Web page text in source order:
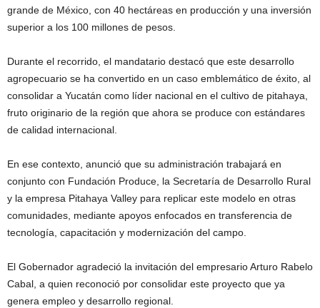
grande de México, con 40 hectáreas en producción y una inversión
superior a los 100 millones de pesos.
Durante el recorrido, el mandatario destacó que este desarrollo
agropecuario se ha convertido en un caso emblemático de éxito, al
consolidar a Yucatán como líder nacional en el cultivo de pitahaya,
fruto originario de la región que ahora se produce con estándares
de calidad internacional.
En ese contexto, anunció que su administración trabajará en
conjunto con Fundación Produce, la Secretaría de Desarrollo Rural
y la empresa Pitahaya Valley para replicar este modelo en otras
comunidades, mediante apoyos enfocados en transferencia de
tecnología, capacitación y modernización del campo.
El Gobernador agradeció la invitación del empresarioArturo Rabelo
Cabal, a quien reconoció por consolidar este proyecto que ya
genera empleo y desarrollo regional.